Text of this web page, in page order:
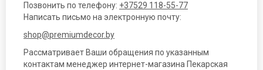
Позвонить по телефону: +37529 118-55-77
Написать письмо на электронную почту:
shop@premiumdecor.by
Рассматривает Ваши обращения по указанным
контактам менеджер интернет-магазина Пекарская